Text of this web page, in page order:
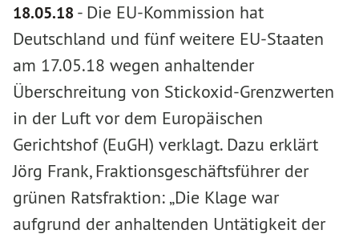
18.05.18- Die EU-Kommission hat
Deutschland und fünf weitere EU-Staaten
am 17.05.18 wegen anhaltender
Überschreitung von Stickoxid-Grenzwerten
in der Luft vor dem Europäischen
Gerichtshof (EuGH) verklagt. Dazu erklärt
Jörg Frank, Fraktionsgeschäftsführer der
grünen Ratsfraktion: „Die Klage war
aufgrund der anhaltenden Untätigkeit der